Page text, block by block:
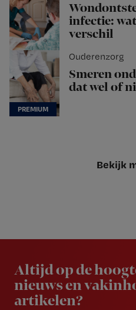
infectie:
verschil
Ouderenzorg
Smeren
dat wel of
Bekijk
Altijd op de
nieuws en
artikelen?